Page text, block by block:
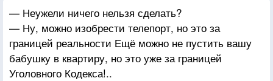
— Неужели ничего нельзя сделать?
— Ну, можно изобрести телепорт, но это за
границей реальности Ещё можно не пустить вашу
бабушку в квартиру, но это уже за границей
Уголовного Кодекса!..